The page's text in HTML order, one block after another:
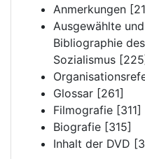
Anmerkungen
Ausgewählte
Bibliographie
Sozialismus
Glossar [261]
Filmografie [311]
Biografie [315]
Inhalt der DVD